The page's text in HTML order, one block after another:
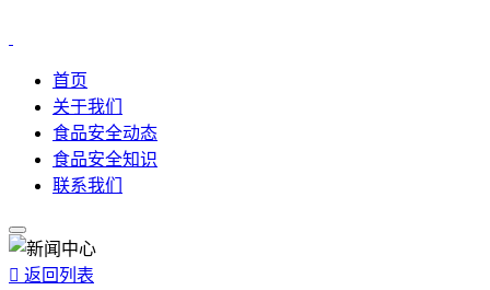
首页
关于我们
食品安全动态
食品安全知识
联系我们
 返回列表